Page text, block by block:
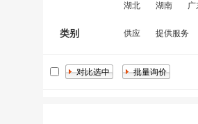
湖北
湖南 广
类别 供应 提供服务